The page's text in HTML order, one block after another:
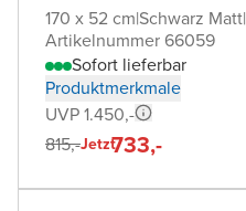
170 x 52 cm|Schwarz Matt|
Artikelnummer 66059
Sofort lieferbar
Produktmerkmale
UVP 1.450,-
815,-Jetzt733,-